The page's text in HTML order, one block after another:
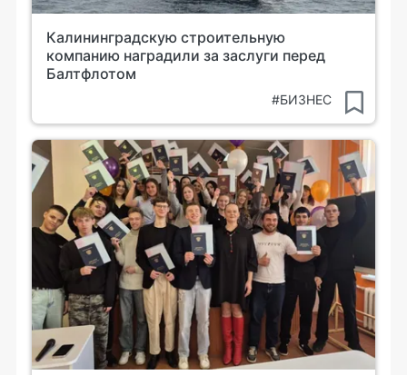
Калининградскую строительную
компанию наградили за заслуги перед
Балтфлотом
#БИЗНЕС